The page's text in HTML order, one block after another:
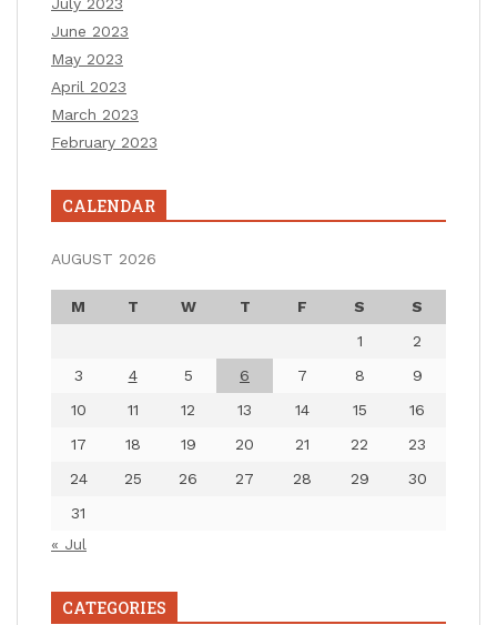
June 2023
May 2023
April 2023
March 2023
February 2023
CALENDAR
AUGUST 2026
M T W T F S
S
1
2
3
4 5 6 7 8
9
10
11 12 13 14 15
16
17
18 19 20 21 22
23
24
25 26 27 28 29
30
31
« Jul
CATEGORIES